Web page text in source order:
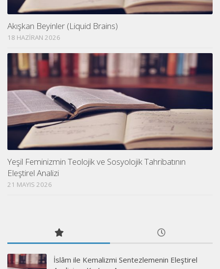
Akışkan Beyinler (Liquid Brains)
18 HAZIRAN 2026
Yeşil Feminizmin Teolojik ve Sosyolojik Tahribatının
Eleştirel Analizi
21 MAYIS 2026
İslâm ile Kemalizmi Sentezlemenin Eleştirel